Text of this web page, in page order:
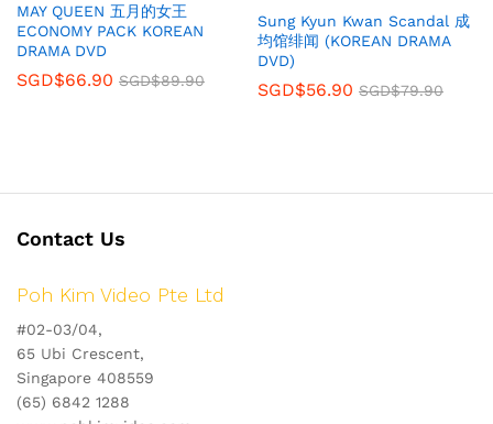
MAY QUEEN 五月的女王
ECONOMY PACK KOREAN
DRAMA DVD
SGD$66.90 SGD$89.90
Sung Kyun Kwan Scandal 成
均馆绯闻 (KOREAN DRAMA
DVD)
SGD$56.90 SGD$79.90
Contact Us
Poh Kim Video Pte Ltd
#02-03/04,
65 Ubi Crescent,
Singapore 408559
(65) 6842 1288